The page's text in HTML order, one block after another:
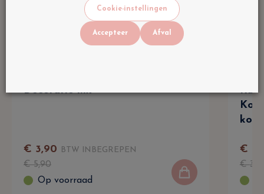
Decoratie mx
€ 3,90 BTW INBEGREPEN
€5,90
Op voorraad
€
€32
Cookie-instellingen
Accepteer Afval